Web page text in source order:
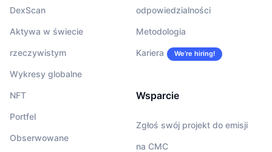
DexScan
Aktywa w świecie
rzeczywistym
Wykresy globalne
NFT
Portfel
Obserwowane
odpowiedzialności
Metodologia
Kariera We’re hiring!
Wsparcie
Zgłoś swój projekt do emisji
na CMC